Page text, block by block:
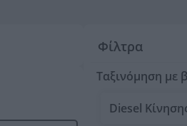
Φίλτρα
Ταξινόμηση με
Diesel